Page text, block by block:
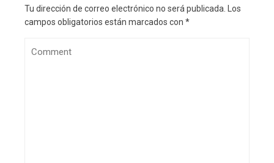
Tu dirección de correo electrónico no será publicada. Los
campos obligatorios están marcados con *